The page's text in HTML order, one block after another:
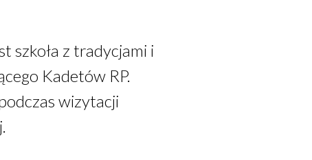
szkoła z tradycjami i
Kadetów RP.
wizytacji